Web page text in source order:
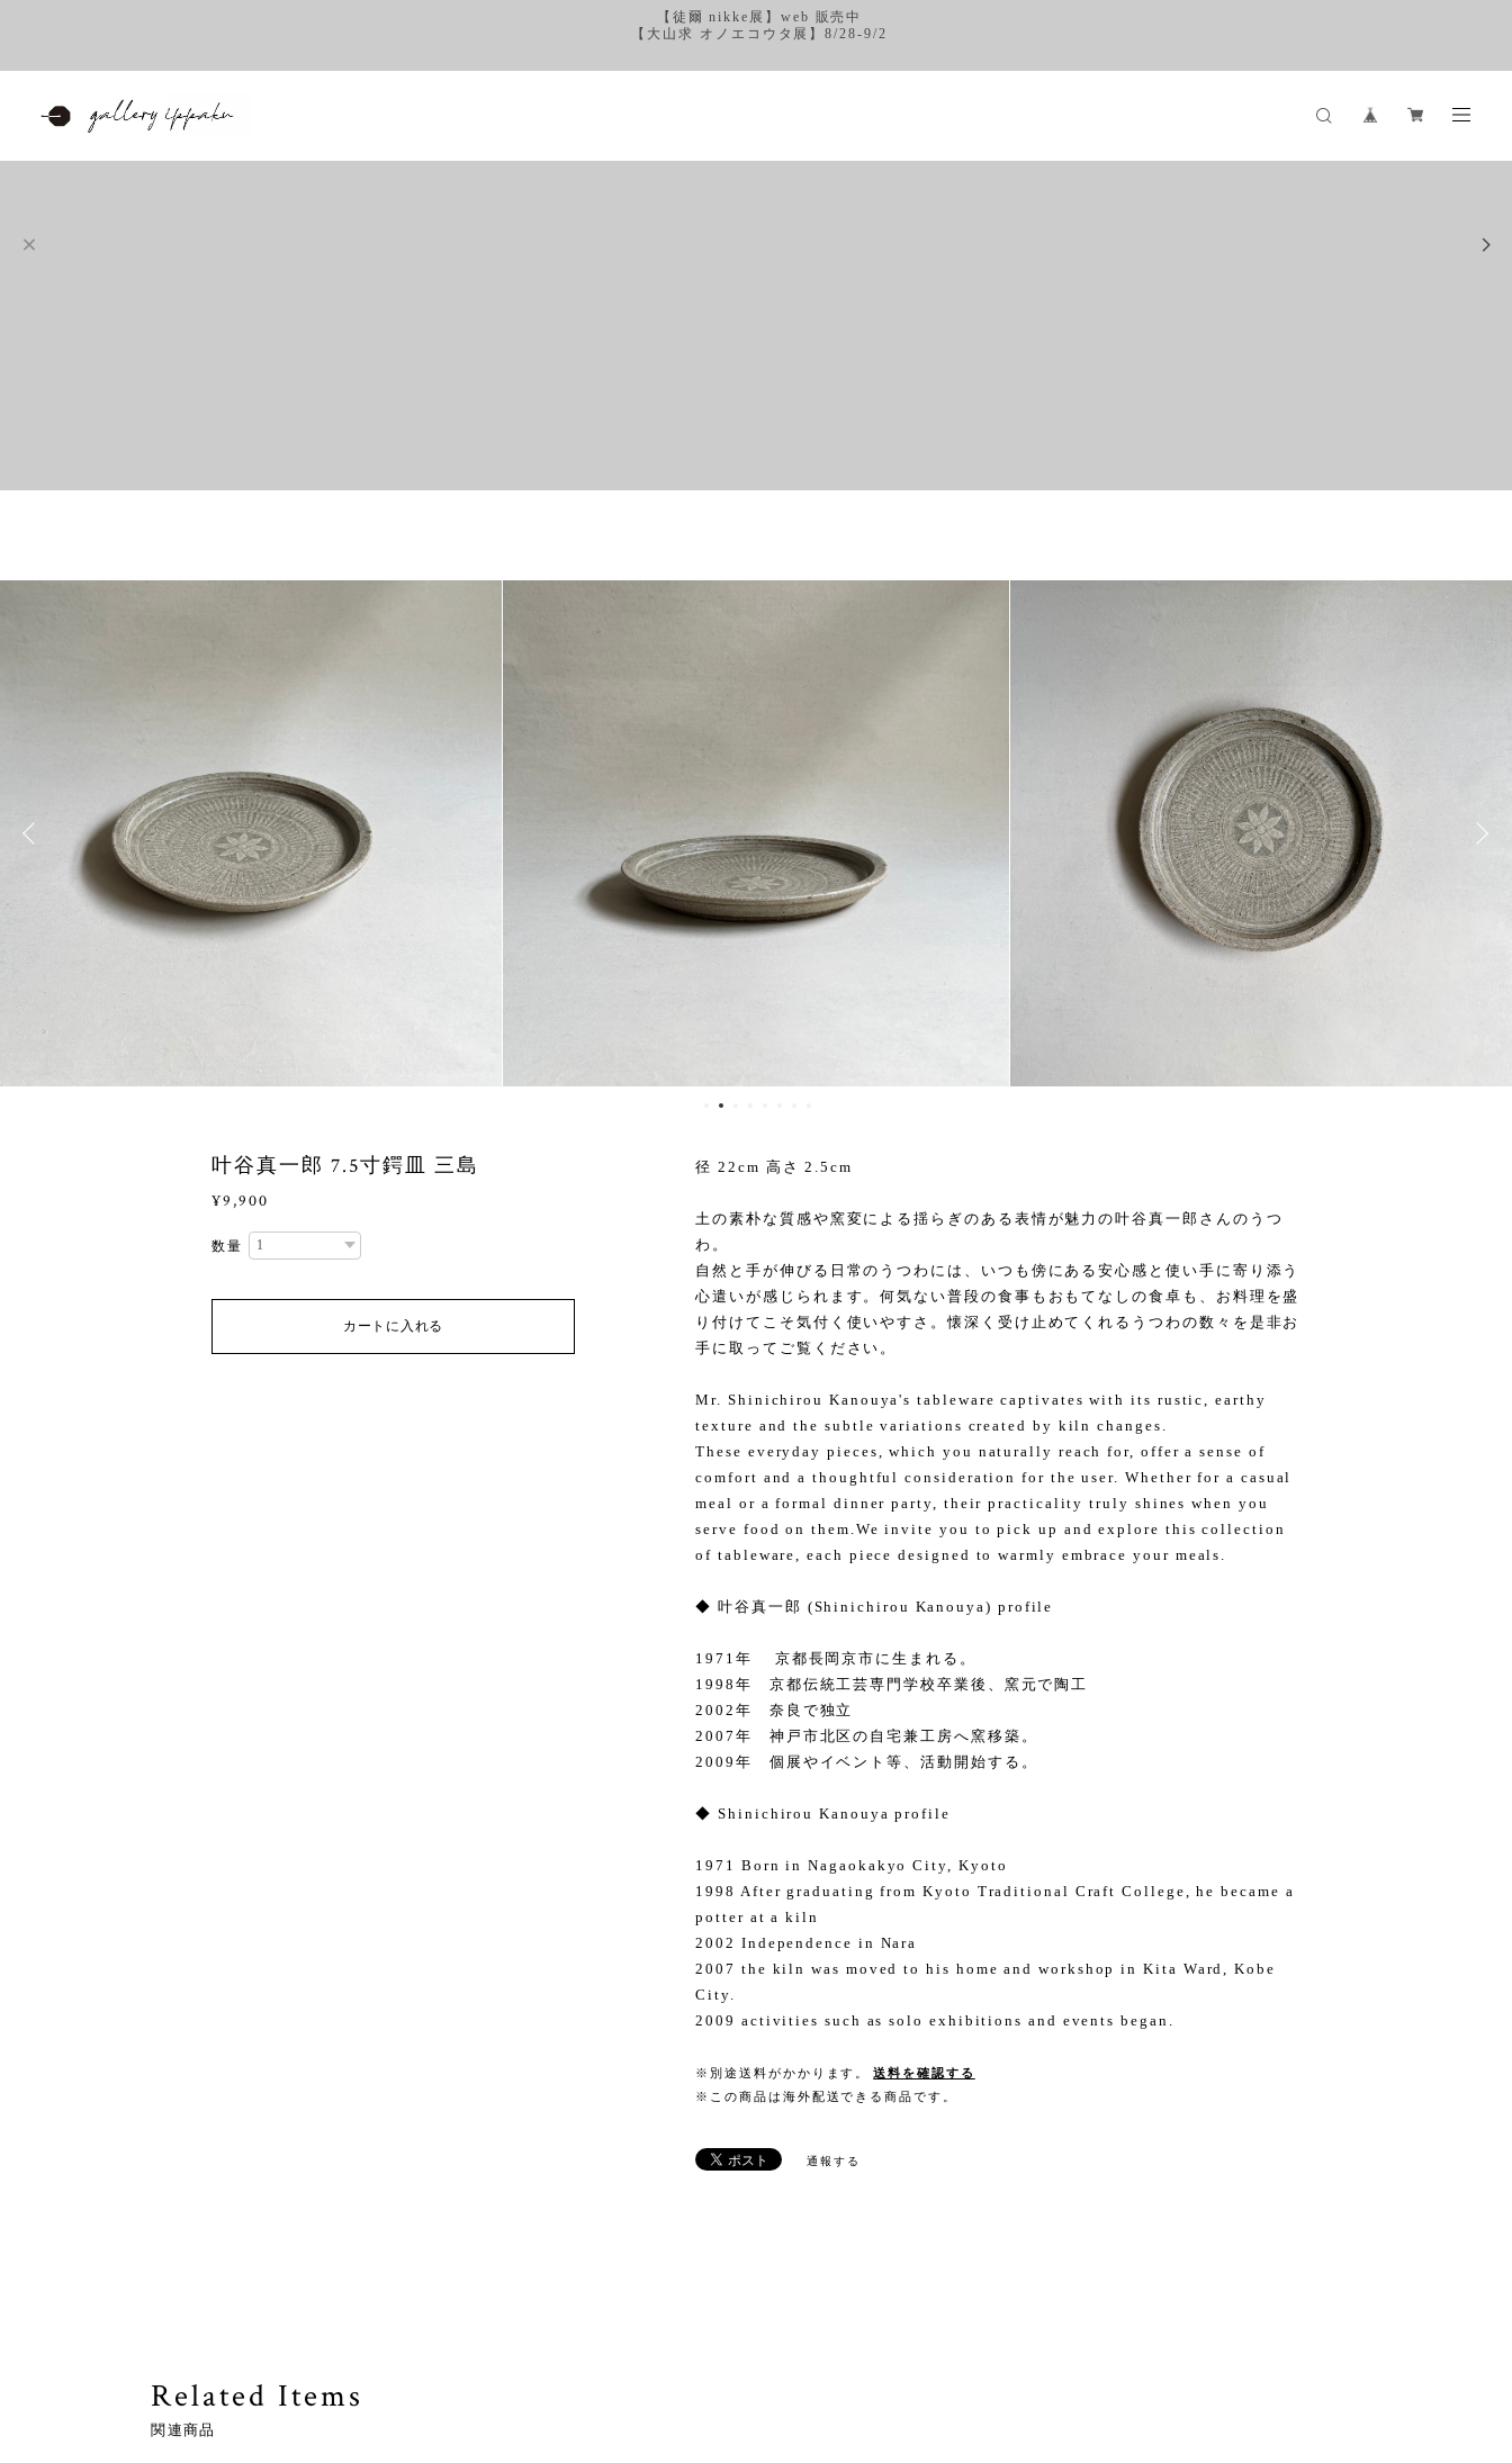
【徒爾 nikke展】web 販売中
【大山求 オノエコウタ展】8/28-9/2
叶谷真一郎 7.5寸鍔皿 三島
¥9,900
数量
カートに入れる
径 22cm 高さ 2.5cm
土の素朴な質感や窯変による揺らぎのある表情が魅力の叶谷真一郎さんのうつ
わ。
自然と手が伸びる日常のうつわには、いつも傍にある安心感と使い手に寄り添う
心遣いが感じられます。何気ない普段の食事もおもてなしの食卓も、お料理を盛
り付けてこそ気付く使いやすさ。懐深く受け止めてくれるうつわの数々を是非お
手に取ってご覧ください。
Mr. Shinichirou Kanouya's tableware captivates with its rustic, earthy
texture and the subtle variations created by kiln changes.
These everyday pieces, which you naturally reach for, offer a sense of
comfort and a thoughtful consideration for the user. Whether for a casual
meal or a formal dinner party, their practicality truly shines when you
serve food on them.We invite you to pick up and explore this collection
of tableware, each piece designed to warmly embrace your meals.
◆ 叶谷真一郎 (Shinichirou Kanouya) profile
1971年 京都長岡京市に生まれる。
1998年 京都伝統工芸専門学校卒業後、窯元で陶工
2002年 奈良で独立
2007年 神戸市北区の自宅兼工房へ窯移築。
2009年 個展やイベント等、活動開始する。
◆ Shinichirou Kanouya profile
1971 Born in Nagaokakyo City, Kyoto
1998 After graduating from Kyoto Traditional Craft College, he became a
potter at a kiln
2002 Independence in Nara
2007 the kiln was moved to his home and workshop in Kita Ward, Kobe
City.
2009 activities such as solo exhibitions and events began.
※別途送料がかかります。
送料を確認する
※この商品は海外配送できる商品です。
通報する
Related Items
関連商品